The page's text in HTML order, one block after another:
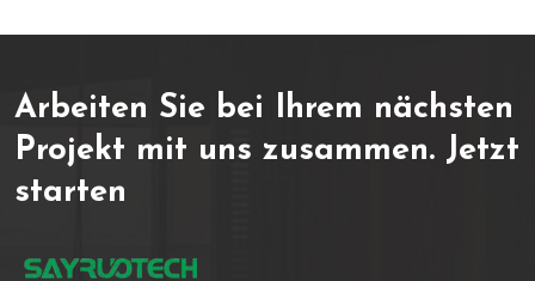
den ganzjährigen Einsatz.
Das innovative
Verriegelungssystem
ermöglicht einfach zu
Terrassenfliesen für
Arbeiten Sie bei Ihrem nächsten
Projekt mit uns zusammen. Jetzt
starten